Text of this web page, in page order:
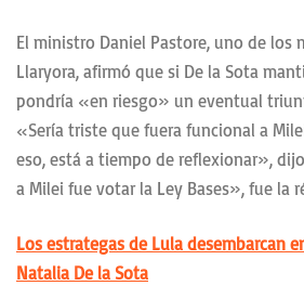
El ministro Daniel Pastore, uno de los
Llaryora, afirmó que si De la Sota
pondría «en riesgo» un eventual
«Sería triste que fuera funcional a
eso, está a tiempo de reflexionar»,
a Milei fue votar la Ley Bases», fue la
Los estrategas de Lula desembarcan
Natalia De la Sota